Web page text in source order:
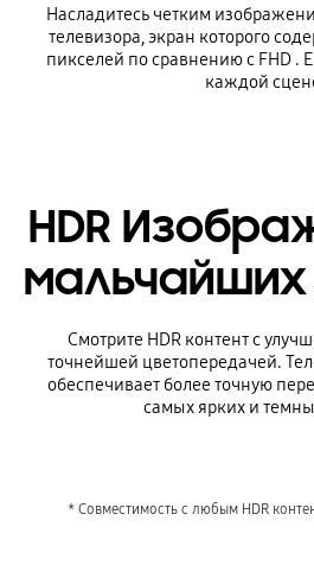
Насладитесь четким
телевизора, экран которого
пикселей по сравнению с FHD .
каждой
HDR
Смотрите HDR контент с
точнейшей цветопередачей.
обеспечивает более точную
самых ярких и
* Совместимость с любым HDR